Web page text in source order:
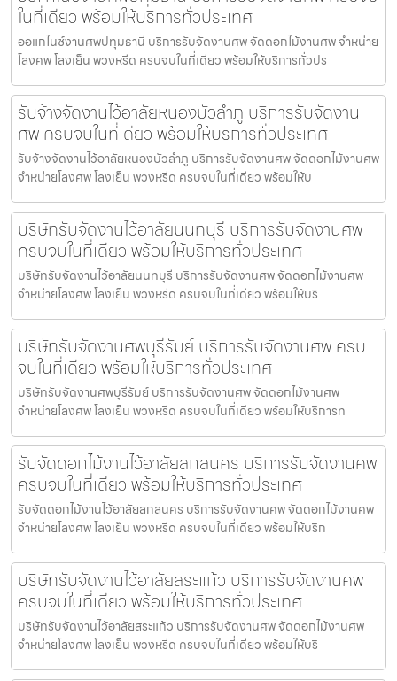
ในที่เดียว พร้อมให้บริการทั่วประเทศ
ออแกไนซ์งานศพปทุมธานี บริการรับจัดงานศพ จัดดอกไม้งานศพ จำหน่าย
โลงศพ โลงเย็น พวงหรีด ครบจบในที่เดียว พร้อมให้บริการทั่วปร
รับจ้างจัดงานไว้อาลัยหนองบัวลำภู บริการรับจัดงาน
ศพ ครบจบในที่เดียว พร้อมให้บริการทั่วประเทศ
รับจ้างจัดงานไว้อาลัยหนองบัวลำภู บริการรับจัดงานศพ จัดดอกไม้งานศพ
จำหน่ายโลงศพ โลงเย็น พวงหรีด ครบจบในที่เดียว พร้อมให้บ
บริษัทรับจัดงานไว้อาลัยนนทบุรี บริการรับจัดงานศพ
ครบจบในที่เดียว พร้อมให้บริการทั่วประเทศ
บริษัทรับจัดงานไว้อาลัยนนทบุรี บริการรับจัดงานศพ จัดดอกไม้งานศพ
จำหน่ายโลงศพ โลงเย็น พวงหรีด ครบจบในที่เดียว พร้อมให้บริ
บริษัทรับจัดงานศพบุรีรัมย์ บริการรับจัดงานศพ ครบ
จบในที่เดียว พร้อมให้บริการทั่วประเทศ
บริษัทรับจัดงานศพบุรีรัมย์ บริการรับจัดงานศพ จัดดอกไม้งานศพ
จำหน่ายโลงศพ โลงเย็น พวงหรีด ครบจบในที่เดียว พร้อมให้บริการท
รับจัดดอกไม้งานไว้อาลัยสกลนคร บริการรับจัดงานศพ
ครบจบในที่เดียว พร้อมให้บริการทั่วประเทศ
รับจัดดอกไม้งานไว้อาลัยสกลนคร บริการรับจัดงานศพ จัดดอกไม้งานศพ
จำหน่ายโลงศพ โลงเย็น พวงหรีด ครบจบในที่เดียว พร้อมให้บริก
บริษัทรับจัดงานไว้อาลัยสระแก้ว บริการรับจัดงานศพ
ครบจบในที่เดียว พร้อมให้บริการทั่วประเทศ
บริษัทรับจัดงานไว้อาลัยสระแก้ว บริการรับจัดงานศพ จัดดอกไม้งานศพ
จำหน่ายโลงศพ โลงเย็น พวงหรีด ครบจบในที่เดียว พร้อมให้บริ